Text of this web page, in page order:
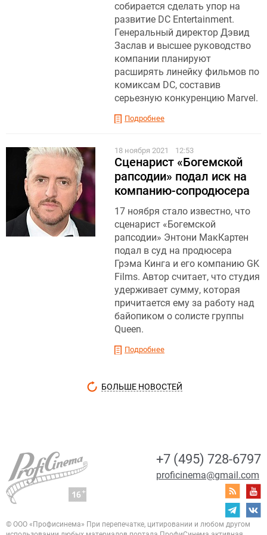
собирается сделать упор на
развитие DC Entertainment.
Генеральный директор Дэвид
Заслав и высшее руководство
компании планируют
расширять линейку фильмов по
комиксам DC, составив
серьезную конкуренцию Marvel.
Подробнее
18 ноября 2021 12:53
Сценарист «Богемской
рапсодии» подал иск на
компанию-сопродюсера
17 ноября стало известно, что
сценарист «Богемской
рапсодии» Энтони МакКартен
подал в суд на продюсера
Грэма Кинга и его компанию GK
Films. Автор считает, что студия
удерживает сумму, которая
причитается ему за работу над
байопиком о солисте группы
Queen.
Подробнее
БОЛЬШЕ НОВОСТЕЙ
+7 (495) 728-6797
proficinema@gmail.com
© ООО «Профисинема» При перепечатке, цитировании и любом другом